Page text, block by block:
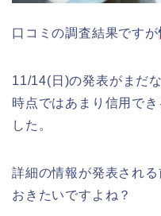
口コミの調査結果ですが
11/14(日)の発表がまだ
時点ではあまり信用で
した。
詳細の情報が発表され
おきたいですよね？